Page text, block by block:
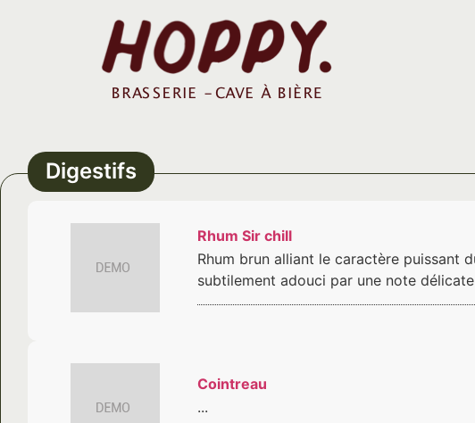
Digestifs
Rhum Sir chill
Rhum brun alliant le caractère puissant
subtilement adouci par une note délicate
Cointreau
...